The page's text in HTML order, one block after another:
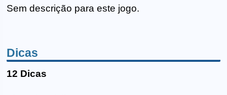
Sem descrição para este jogo.
Dicas
12 Dicas